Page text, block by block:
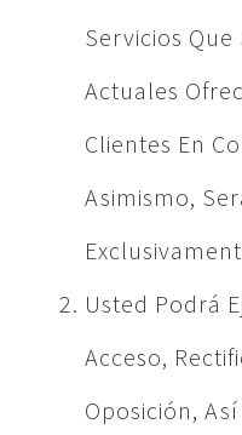
Servicios Que
Actuales
Clientes En
Asimismo,
Usted Podrá
Acceso,
Oposición,